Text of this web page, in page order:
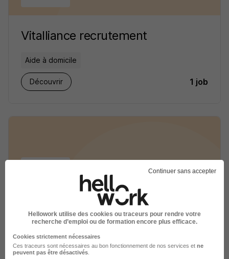
Vitalliance recrutement
Aide à domicile
Découvrir 1 job
Randstad professional
recrutement
Recrutement - Placement - Conseils RH
Continuer sans accepter
Hellowork utilise des cookies ou traceurs pour rendre votre
recherche d’emploi ou de formation encore plus efficace.
Cookies strictement nécessaires
Ces traceurs sont nécessaires au bon fonctionnement de nos services et ne
peuvent pas être désactivés